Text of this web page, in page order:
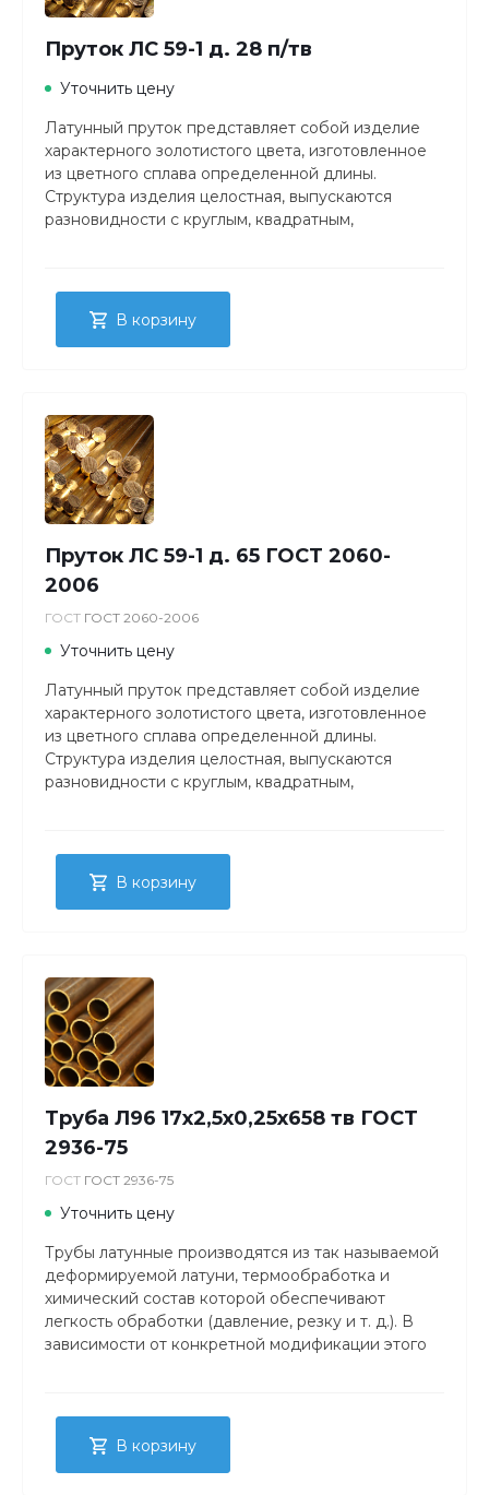
Пруток ЛС 59-1 д. 28 п/тв
Уточнить цену
Латунный пруток представляет собой изделие
характерного золотистого цвета, изготовленное
из цветного сплава определенной длины.
Структура изделия целостная, выпускаются
разновидности с круглым, квадратным,
В корзину
Пруток ЛС 59-1 д. 65 ГОСТ 2060-
2006
ГОСТ ГОСТ 2060-2006
Уточнить цену
Латунный пруток представляет собой изделие
характерного золотистого цвета, изготовленное
из цветного сплава определенной длины.
Структура изделия целостная, выпускаются
разновидности с круглым, квадратным,
В корзину
Труба Л96 17х2,5х0,25х658 тв ГОСТ
2936-75
ГОСТ ГОСТ 2936-75
Уточнить цену
Трубы латунные производятся из так называемой
деформируемой латуни, термообработка и
химический состав которой обеспечивают
легкость обработки (давление, резку и т. д.). В
зависимости от конкретной модификации этого
от 3 до 100 мм.
В корзину